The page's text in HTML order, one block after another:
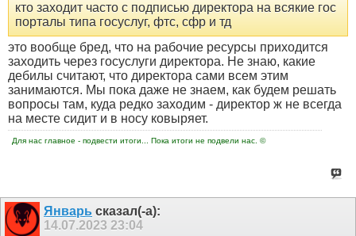
кто заходит часто с подписью директора на всякие гос
порталы типа госуслуг, фтс, сфр и тд
это вообще бред, что на рабочие ресурсы приходится
заходить через госуслуги директора. Не знаю, какие
дебилы считают, что директора сами всем этим
занимаются. Мы пока даже не знаем, как будем решать
вопросы там, куда редко заходим - директор ж не всегда
на месте сидит и в носу ковыряет.
Для нас главное - подвести итоги... Пока итоги не подвели нас. ©
Январь сказал(-а):
14.07.2023 23:04